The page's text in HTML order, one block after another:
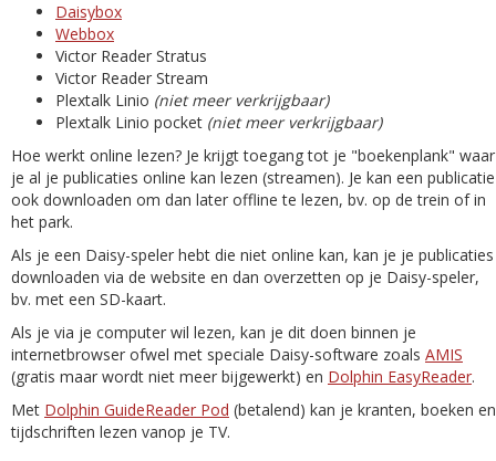
Daisybox
Webbox
Victor Reader Stratus
Victor Reader Stream
Plextalk Linio (niet meer verkrijgbaar)
Plextalk Linio pocket (niet meer verkrijgbaar)
Hoe werkt online lezen? Je krijgt toegang tot je "boekenplank" waar
je al je publicaties online kan lezen (streamen). Je kan een publicatie
ook downloaden om dan later offline te lezen, bv. op de trein of in
het park.
Als je een Daisy-speler hebt die niet online kan, kan je je publicaties
downloaden via de website en dan overzetten op je Daisy-speler,
bv. met een SD-kaart.
Als je via je computer wil lezen, kan je dit doen binnen je
internetbrowser ofwel met speciale Daisy-software zoals AMIS
(gratis maar wordt niet meer bijgewerkt) en Dolphin EasyReader.
Met Dolphin GuideReader Pod (betalend) kan je kranten, boeken en
tijdschriften lezen vanop je TV.